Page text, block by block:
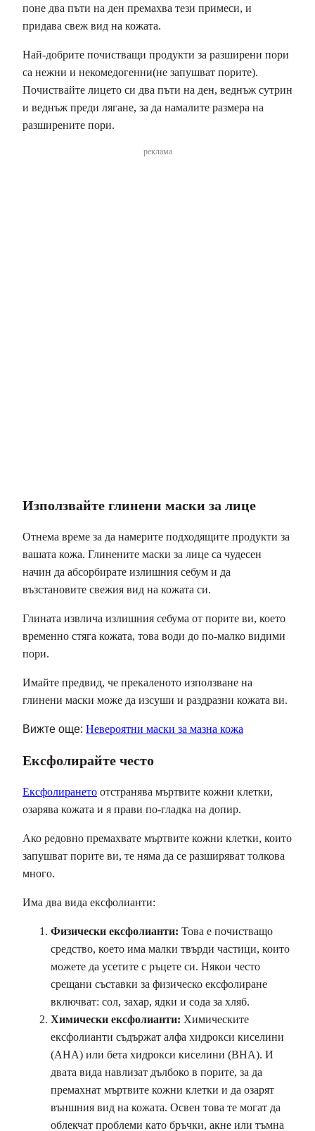
поне два пъти на ден премахва тези примеси, и
придава свеж вид на кожата.
Най-добрите почистващи продукти за разширени пори
са нежни и некомедогенни(не запушват порите).
Почиствайте лицето си два пъти на ден, веднъж сутрин
и веднъж преди лягане, за да намалите размера на
разширените пори.
реклама
Използвайте глинени маски за лице
Отнема време за да намерите подходящите продукти за
вашата кожа. Глинените маски за лице са чудесен
начин да абсорбирате излишния себум и да
възстановите свежия вид на кожата си.
Глината извлича излишния себума от порите ви, което
временно стяга кожата, това води до по-малко видими
пори.
Имайте предвид, че прекаленото използване на
глинени маски може да изсуши и раздразни кожата ви.
Вижте още: Невероятни маски за мазна кожа
Ексфолирайте често
Ексфолирането отстранява мъртвите кожни клетки,
озарява кожата и я прави по-гладка на допир.
Ако редовно премахвате мъртвите кожни клетки, които
запушват порите ви, те няма да се разширяват толкова
много.
Има два вида ексфолианти:
Физически ексфолианти: Това е почистващо
средство, което има малки твърди частици, които
можете да усетите с ръцете си. Някои често
срещани съставки за физическо ексфолиране
включват: сол, захар, ядки и сода за хляб.
Химически ексфолианти: Химическите
ексфолианти съдържат алфа хидрокси киселини
(AHA) или бета хидрокси киселини (BHA). И
двата вида навлизат дълбоко в порите, за да
премахнат мъртвите кожни клетки и да озарят
външния вид на кожата. Освен това те могат да
облекчат проблеми като бръчки, акне или тъмна